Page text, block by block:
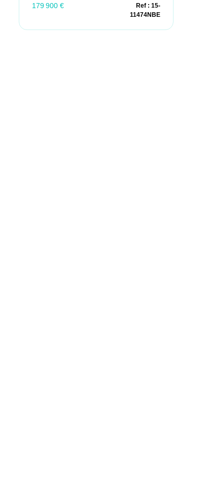
179 900 €
Ref : 15-
11474NBE